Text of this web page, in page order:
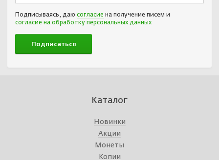
Подписываясь, даю согласие на получение писем и
согласие на обработку персональных данных
Каталог
Новинки
Акции
Монеты
Копии